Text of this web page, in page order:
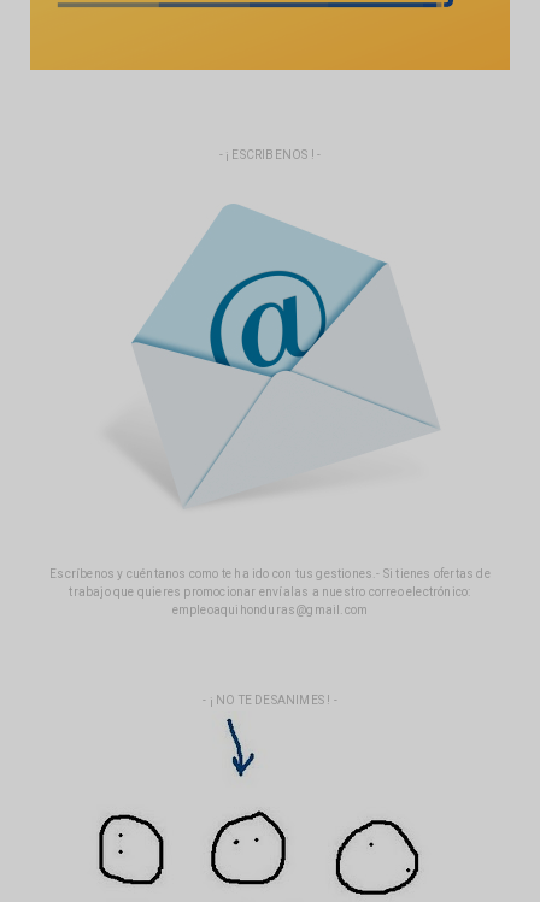
- ¡ ESCRIBENOS ! -
Escríbenos y cuéntanos como te ha ido con tus gestiones.- Si tienes ofertas de
trabajo que quieres promocionar envíalas a nuestro correo electrónico:
empleoaquihonduras@gmail.com
- ¡ NO TE DESANIMES ! -